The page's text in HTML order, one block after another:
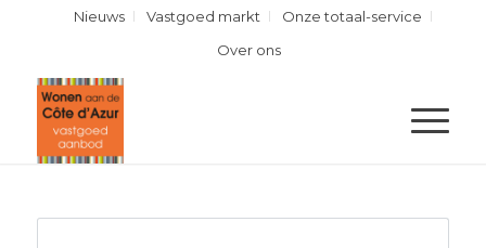
Nieuws Vastgoed markt
Onze totaal-service
Over ons